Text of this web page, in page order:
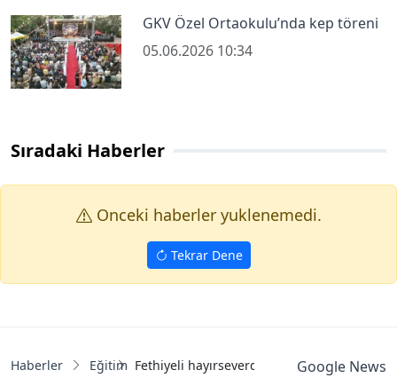
GKV Özel Ortaokulu’nda kep töreni
05.06.2026 10:34
Sıradaki Haberler
Onceki haberler yuklenemedi.
Tekrar Dene
Haberler Eğitim Fethiyeli hayırseverden eğitime 500 milyon
Google News